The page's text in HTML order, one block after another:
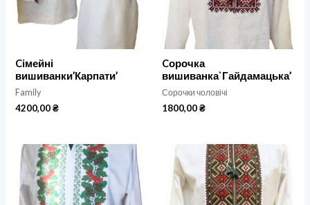
Cімейні
вишиванки’Карпати’
Family
4200,00₴
Cорочка
вишиванка`Гайдамацька’
Сорочки чоловічі
1800,00₴